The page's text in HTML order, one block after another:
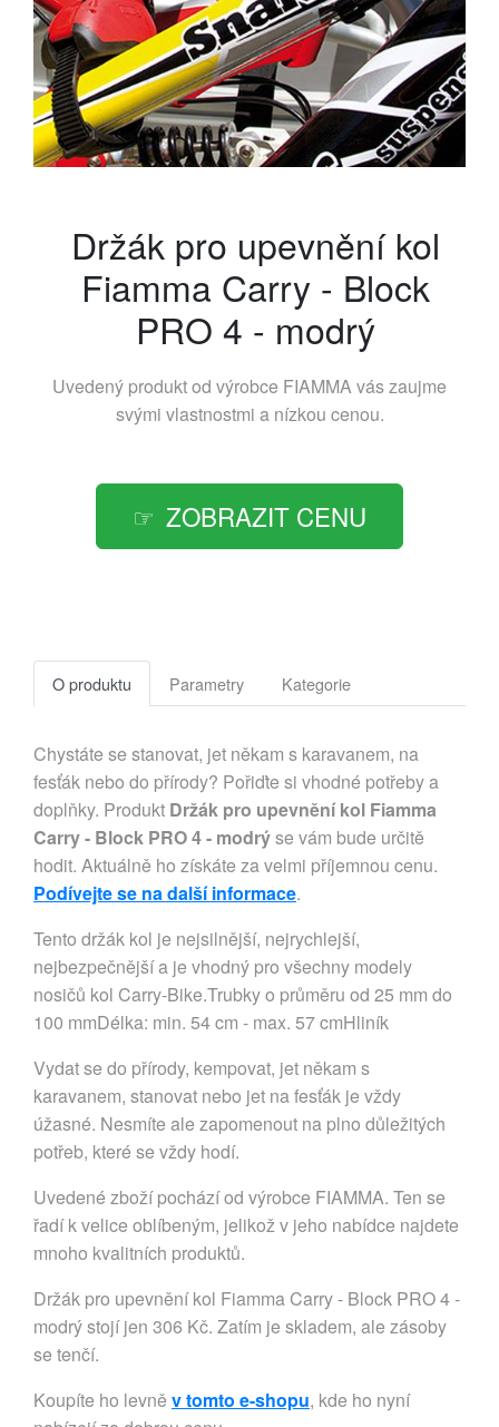
Držák pro upevnění kol
Fiamma Carry - Block
PRO 4 - modrý
Uvedený produkt od výrobce FIAMMAvás zaujme
svými vlastnostmi a nízkou cenou.
ZOBRAZIT CENU
O produktu Parametry Kategorie
Chystáte se stanovat, jet někam s karavanem, na
fesťák nebo do přírody? Pořiďte si vhodné potřeby a
doplňky. Produkt Držák pro upevnění kol Fiamma
Carry - Block PRO 4 - modrýse vám bude určitě
hodit. Aktuálně ho získáte za velmi příjemnou cenu.
Podívejte se na další informace.
Tento držák kol je nejsilnější, nejrychlejší,
nejbezpečnější a je vhodný pro všechny modely
nosičů kol Carry-Bike.Trubky o průměru od 25 mm do
100 mmDélka: min. 54 cm - max. 57 cmHliník
Vydat se do přírody, kempovat, jet někam s
karavanem, stanovat nebo jet na fesťák je vždy
úžasné. Nesmíte ale zapomenout na plno důležitých
potřeb, které se vždy hodí.
Uvedené zboží pochází od výrobce FIAMMA. Ten se
řadí k velice oblíbeným, jelikož v jeho nabídce najdete
mnoho kvalitních produktů.
Držák pro upevnění kol Fiamma Carry - Block PRO 4 -
modrý stojí jen 306 Kč. Zatím je skladem, ale zásoby
se tenčí.
Koupíte ho levně v tomto e-shopu, kde ho nyní